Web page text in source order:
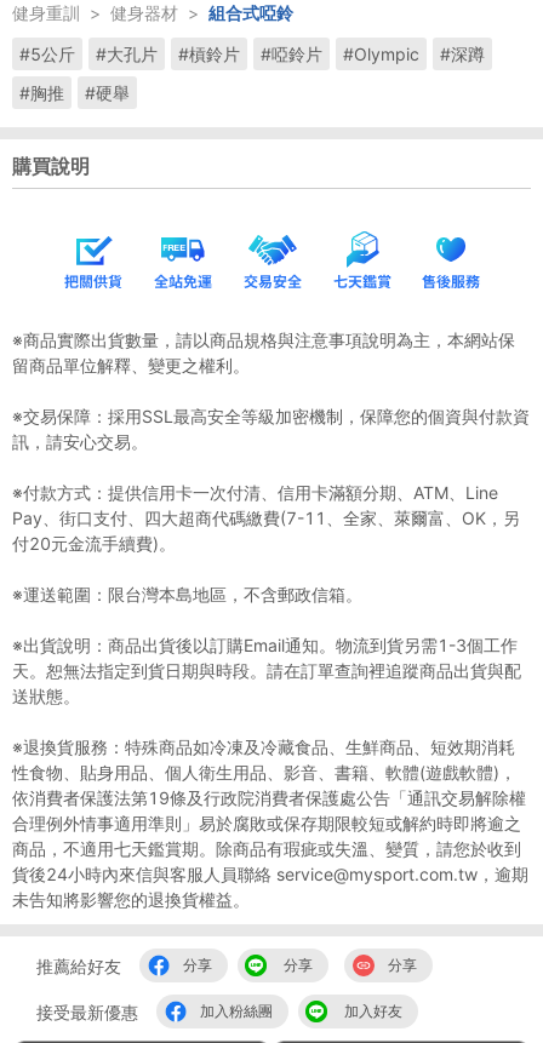
健身重訓 > 健身器材 > 組合式啞鈴
#5公斤
#大孔片 #槓鈴片 #啞鈴片 #Olympic
#深蹲
#胸推
#硬舉
購買說明
※商品實際出貨數量，請以商品規格與注意事項說明為主，本網站保
留商品單位解釋、變更之權利。
※交易保障：採用SSL最高安全等級加密機制，保障您的個資與付款資
訊，請安心交易。
※付款方式：提供信用卡一次付清、信用卡滿額分期、ATM、Line
Pay、街口支付、四大超商代碼繳費(7-11、全家、萊爾富、OK，另
付20元金流手續費)。
※運送範圍：限台灣本島地區，不含郵政信箱。
※出貨說明：商品出貨後以訂購Email通知。物流到貨另需1-3個工作
天。恕無法指定到貨日期與時段。請在訂單查詢裡追蹤商品出貨與配
送狀態。
※退換貨服務：特殊商品如冷凍及冷藏食品、生鮮商品、短效期消耗
性食物、貼身用品、個人衛生用品、影音、書籍、軟體(遊戲軟體)，
依消費者保護法第19條及行政院消費者保護處公告「通訊交易解除權
合理例外情事適用準則」易於腐敗或保存期限較短或解約時即將逾之
商品，不適用七天鑑賞期。除商品有瑕疵或失溫、變質，請您於收到
貨後24小時內來信與客服人員聯絡 service@mysport.com.tw，逾期
未告知將影響您的退換貨權益。
推薦給好友 分享 分享 分享
接受最新優惠 加入粉絲團 加入好友